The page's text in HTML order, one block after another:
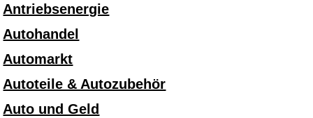
Antriebsenergie
Autohandel
Automarkt
Autoteile & Autozubehör
Auto und Geld